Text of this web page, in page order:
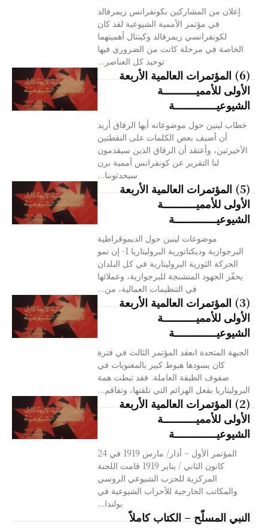
إعلان من المشاركين بكونفرانس زيمرفالد
في مؤتمر الأممية الشيوعية لقد كان
لكونفرانسي زيمرفالد وكينتال أهميتهما
الخاصة في مرحلة كانت من الضروري فيها
توحيد كل العناصر...
(6) المؤتمرات العالمية الأربعة
الأولى للأمميـــــــــــة
الشيوعيــــــــــــــة
خطاب لينين حول موضوعاته أيها الرفاق أريد
أن أضيف بعض الكلمات على النقطتين
الأخيرتين، وأعتقد أن الرفاق الذين سيقدمون
لنا التقرير عن كونفرانس أممية برن
سيحدثوننا...
(5) المؤتمرات العالمية الأربعة
الأولى للأمميـــــــــــة
الشيوعيــــــــــــــة
موضوعات لينين حول الديموقراطية
البرجوازية وديكتاتورية البروليتاريا 1- إن نمو
الحركة الثورية البروليتارية في كل البلدان
يحفّز الجهود المتشنجة للبرجوازية، وعملائها
في التنظيمات العمالية، من...
(3) المؤتمرات العالمية الأربعة
الأولى للأمميـــــــــــة
الشيوعيــــــــــــــة
الجبهة المتحدة انعقد المؤتمر الثالث في فترة
كان يسودها هبوط كبير بالمعنويات في
صفوف الطبقة العاملة. فقد ثبطت همة
البروليتاريا بفعل الهزائم التي تلقتها، وتفاقم...
(2) المؤتمرات العالمية الأربعة
الأولى للأمميـــــــــــة
الشيوعيــــــــــــــة
المؤتمر الأول – أذار/ مارس 1919 في 24
كانون الثاني / يناير 1919 قامت اللجنة
المركزية للحزب الشيوعي الروسي
والمكاتب الخارجية للأحزاب الشيوعية في
بولندا...
النبي المسلّح – الكتاب كاملاً